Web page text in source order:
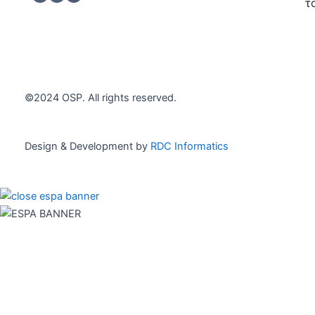
©2024 OSP. All rights reserved.
Design & Development by RDC Informatics